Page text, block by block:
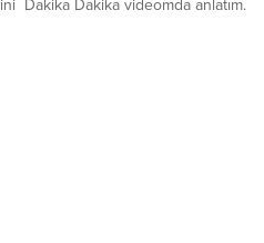
Dakika Dakika videomda anlatım.
bir arkadaşım verdi. İste size sır gibi
tarifinin püf noktaları. Mis Gibi Gül